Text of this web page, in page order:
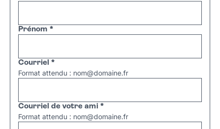
Prénom *
Courriel *
Format attendu : nom@domaine.fr
Courriel de votre ami *
Format attendu : nom@domaine.fr